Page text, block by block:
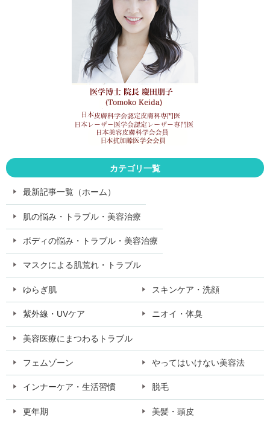
カテゴリ一覧
最新記事一覧（ホーム）
肌の悩み・トラブル・美容治療
ボディの悩み・トラブル・美容治療
マスクによる肌荒れ・トラブル
ゆらぎ肌 スキンケア・洗顔
紫外線・UVケア ニオイ・体臭
美容医療にまつわるトラブル
フェムゾーン やってはいけない美容法
インナーケア・生活習慣 脱毛
更年期 美髪・頭皮